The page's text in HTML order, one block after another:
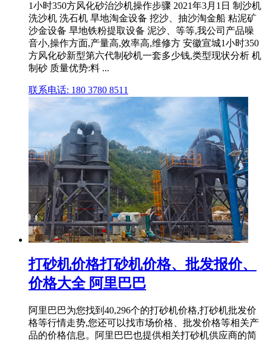
1小时350方风化砂治沙机操作步骤 2021年3月1日 制沙机
洗沙机 洗石机 旱地淘金设备 挖沙、抽沙淘金船 粘泥矿
沙金设备 旱地铁粉提取设备 泥沙、等等,我公司产品噪
音小,操作方面,产量高,效率高,维修方 安徽宣城1小时350
方风化砂新型第六代制砂机一套多少钱,类型现状分析 机
制砂 质量优势:料 ...
联系电话: 180 3780 8511
打砂机价格打砂机价格、批发报价、
价格大全 阿里巴巴
阿里巴巴为您找到40,296个的打砂机价格,打砂机批发价
格等行情走势,您还可以找市场价格、批发价格等相关产
品的价格信息。阿里巴巴也提供相关打砂机供应商的简